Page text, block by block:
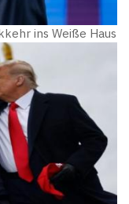
ins Weiße Haus